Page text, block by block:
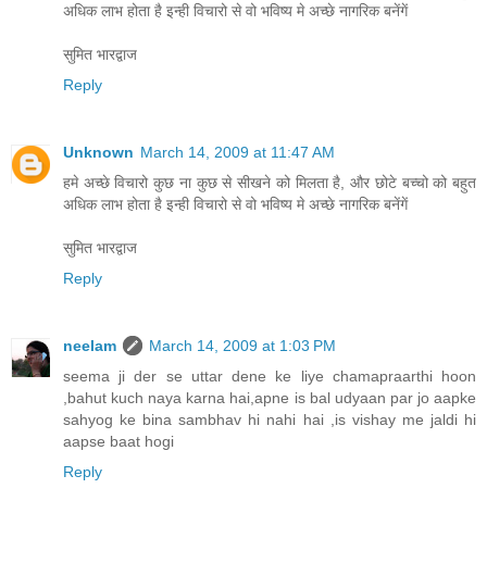
अधिक लाभ होता है इन्ही विचारो से वो भविष्य मे अच्छे नागरिक बनेंगें
सुमित भारद्वाज
Reply
Unknown March 14, 2009 at 11:47 AM
हमे अच्छे विचारो कुछ ना कुछ से सीखने को मिलता है, और छोटे बच्चो को बहुत
अधिक लाभ होता है इन्ही विचारो से वो भविष्य मे अच्छे नागरिक बनेंगें
सुमित भारद्वाज
Reply
neelam
March 14, 2009 at 1:03 PM
seema ji der se uttar dene ke liye chamapraarthi hoon
,bahut kuch naya karna hai,apne is bal udyaan par jo aapke
sahyog ke bina sambhav hi nahi hai ,is vishay me jaldi hi
aapse baat hogi
Reply